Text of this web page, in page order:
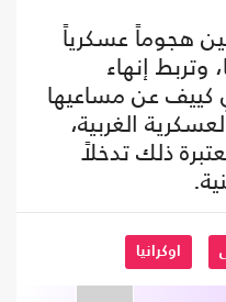
هجوماً عسكرياً
وتربط إنهاء
كييف عن مساعيها
الغربية،
ذلك تدخلاً
اوكرانيا